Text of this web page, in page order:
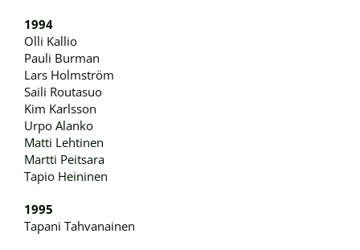
1994
Olli Kallio
Pauli Burman
Lars Holmström
Saili Routasuo
Kim Karlsson
Urpo Alanko
Matti Lehtinen
Martti Peitsara
Tapio Heininen
1995
Tapani Tahvanainen